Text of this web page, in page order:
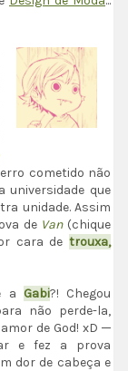
cometido não
que
unidade. Assim
de Van(chique
cara de trouxa,
a Gabi?! Chegou
não perde-la,
de God! xD ─
e fez a prova
dor de cabeça e